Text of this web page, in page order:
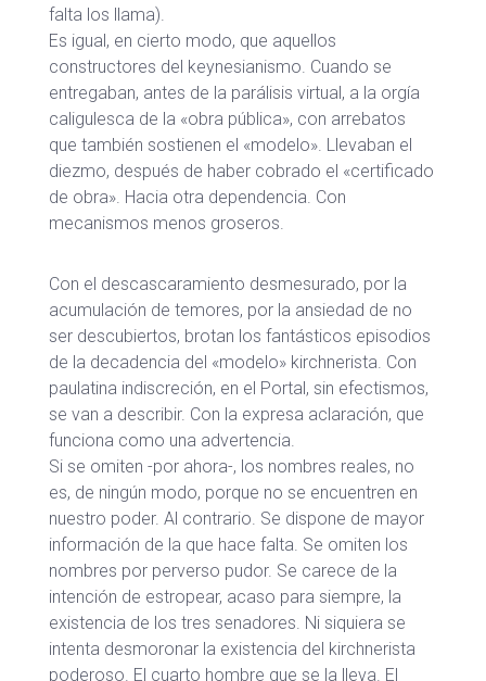
falta los llama).
Es igual, en cierto modo, que aquellos
constructores del keynesianismo. Cuando se
entregaban, antes de la parálisis virtual, a la orgía
caligulesca de la «obra pública», con arrebatos
que también sostienen el «modelo». Llevaban el
diezmo, después de haber cobrado el «certificado
de obra». Hacia otra dependencia. Con
mecanismos menos groseros.
Con el descascaramiento desmesurado, por la
acumulación de temores, por la ansiedad de no
ser descubiertos, brotan los fantásticos episodios
de la decadencia del «modelo» kirchnerista. Con
paulatina indiscreción, en el Portal, sin efectismos,
se van a describir. Con la expresa aclaración, que
funciona como una advertencia.
Si se omiten -por ahora-, los nombres reales, no
es, de ningún modo, porque no se encuentren en
nuestro poder. Al contrario. Se dispone de mayor
información de la que hace falta. Se omiten los
nombres por perverso pudor. Se carece de la
intención de estropear, acaso para siempre, la
existencia de los tres senadores. Ni siquiera se
intenta desmoronar la existencia del kirchnerista
poderoso. El cuarto hombre que se la lleva. El